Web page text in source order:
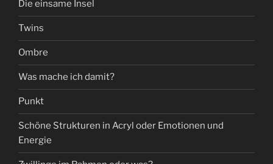
Die einsame Insel
Twins
Ombre
Was mache ich damit?
Punkt
Schöne Strukturen in Acryl oder Emotionen und
Energie